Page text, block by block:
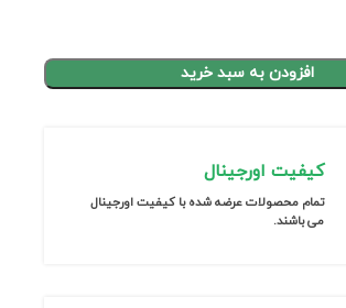
افزودن به سبد خرید
کیفیت اورجینال
تمام محصولات عرضه شده با کیفیت اورجینال
می باشند.